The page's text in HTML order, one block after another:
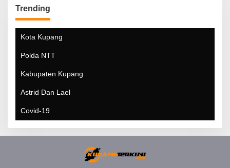
Trending
Kota Kupang
Polda NTT
Kabupaten Kupang
Astrid Dan Lael
Covid-19